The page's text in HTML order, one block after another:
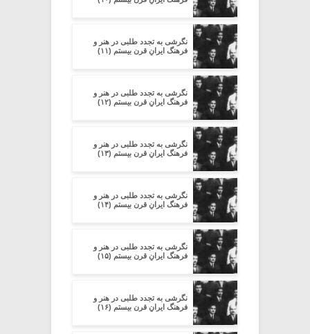
نگرشی به تجدد طلبی در هنر و
فرهنگ ایرانِ قرن بیستم (۱۱)
نگرشی به تجدد طلبی در هنر و
فرهنگ ایرانِ قرن بیستم (۱۲)
نگرشی به تجدد طلبی در هنر و
فرهنگ ایرانِ قرن بیستم (۱۳)
نگرشی به تجدد طلبی در هنر و
فرهنگ ایرانِ قرن بیستم (۱۴)
نگرشی به تجدد طلبی در هنر و
فرهنگ ایرانِ قرن بیستم (۱۵)
نگرشی به تجدد طلبی در هنر و
فرهنگ ایرانِ قرن بیستم (۱۶)